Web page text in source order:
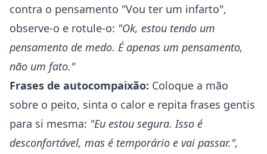
contra o pensamento "Vou ter um infarto",
observe-o e rotule-o: "Ok, estou tendo um
pensamento de medo. É apenas um pensamento,
não um fato."
Frases de autocompaixão: Coloque a mão
sobre o peito, sinta o calor e repita frases gentis
para si mesma: "Eu estou segura. Isso é
desconfortável, mas é temporário e vai passar.",